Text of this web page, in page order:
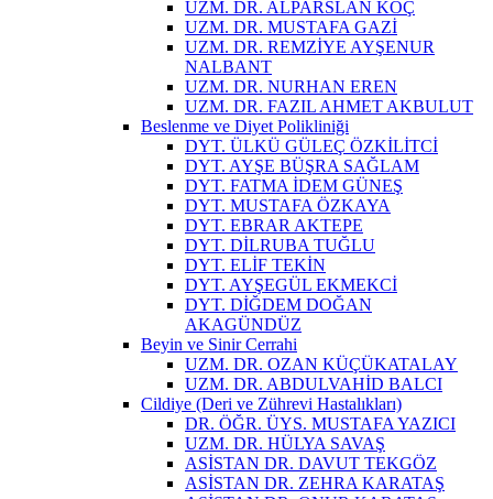
UZM. DR. ALPARSLAN KOÇ
UZM. DR. MUSTAFA GAZİ
UZM. DR. REMZİYE AYŞENUR
NALBANT
UZM. DR. NURHAN EREN
UZM. DR. FAZIL AHMET AKBULUT
Beslenme ve Diyet Polikliniği
DYT. ÜLKÜ GÜLEÇ ÖZKİLİTCİ
DYT. AYŞE BÜŞRA SAĞLAM
DYT. FATMA İDEM GÜNEŞ
DYT. MUSTAFA ÖZKAYA
DYT. EBRAR AKTEPE
DYT. DİLRUBA TUĞLU
DYT. ELİF TEKİN
DYT. AYŞEGÜL EKMEKCİ
DYT. DİĞDEM DOĞAN
AKAGÜNDÜZ
Beyin ve Sinir Cerrahi
UZM. DR. OZAN KÜÇÜKATALAY
UZM. DR. ABDULVAHİD BALCI
Cildiye (Deri ve Zührevi Hastalıkları)
DR. ÖĞR. ÜYS. MUSTAFA YAZICI
UZM. DR. HÜLYA SAVAŞ
ASİSTAN DR. DAVUT TEKGÖZ
ASİSTAN DR. ZEHRA KARATAŞ